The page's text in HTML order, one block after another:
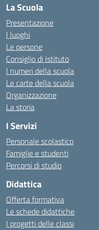
La Scuola
Presentazione
I luoghi
Le persone
Consiglio di Istituto
I numeri della scuola
Le carte della scuola
Organizzazione
La storia
I Servizi
Personale scolastico
Famiglie e studenti
Percorsi di studio
Didattica
Offerta formativa
Le schede didattiche
I progetti delle classi